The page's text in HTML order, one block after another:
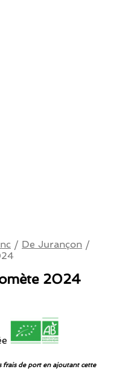
/ De Jurançon /
2024
de port en ajoutant cette